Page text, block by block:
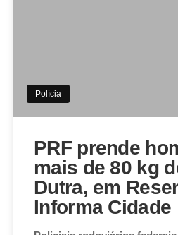
Polícia
PRF prende
mais de 80 kg
Dutra, em
Informa Cidade